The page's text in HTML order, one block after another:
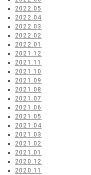
2022.05
2022.04
2022.03
2022.02
2022.01
2021.12
2021.11
2021.10
2021.09
2021.08
2021.07
2021.06
2021.05
2021.04
2021.03
2021.02
2021.01
2020.12
2020.11